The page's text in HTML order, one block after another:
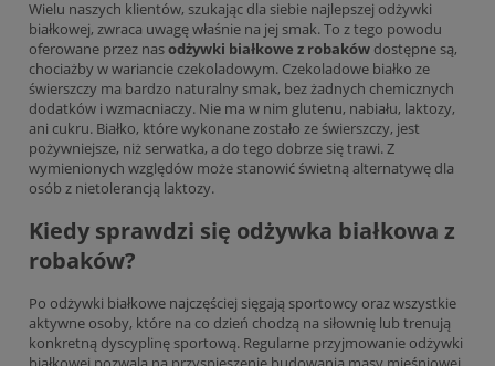
Wielu naszych klientów, szukając dla siebie najlepszej odżywki
białkowej, zwraca uwagę właśnie na jej smak. To z tego powodu
oferowane przez nasodżywki białkowe z robaków dostępne są,
chociażby w wariancie czekoladowym. Czekoladowe białko ze
świerszczy ma bardzo naturalny smak, bez żadnych chemicznych
dodatków i wzmacniaczy. Nie ma w nim glutenu, nabiału, laktozy,
ani cukru. Białko, które wykonane zostało ze świerszczy, jest
pożywniejsze, niż serwatka, a do tego dobrze się trawi. Z
wymienionych względów może stanowić świetną alternatywę dla
osób z nietolerancją laktozy.
Kiedy sprawdzi się odżywka białkowa z
robaków?
Po odżywki białkowe najczęściej sięgają sportowcy oraz wszystkie
aktywne osoby, które na co dzień chodzą na siłownię lub trenują
konkretną dyscyplinę sportową. Regularne przyjmowanie odżywki